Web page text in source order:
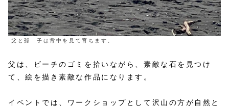
父と孫 子は背中を見て育ちます。
父は、ビーチのゴミを拾いながら、素敵な石を見つけ
て、絵を描き素敵な作品になります。
イベントでは、ワークショップとして沢山の方が自然と